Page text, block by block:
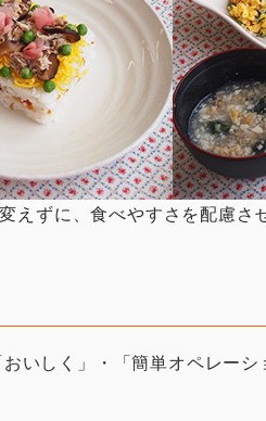
えずに、食べやすさを配慮さ
いしく」・「簡単オペレー